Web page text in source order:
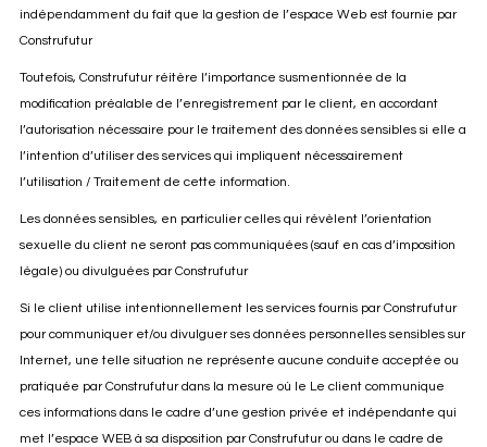
indépendamment du fait que la gestion de l’espace Web est fournie par
Construfutur
Toutefois, Construfutur réitère l’importance susmentionnée de la
modification préalable de l’enregistrement par le client, en accordant
l’autorisation nécessaire pour le traitement des données sensibles si elle a
l’intention d’utiliser des services qui impliquent nécessairement
l’utilisation / Traitement de cette information.
Les données sensibles, en particulier celles qui révèlent l’orientation
sexuelle du client ne seront pas communiquées (sauf en cas d’imposition
légale) ou divulguées par Construfutur
Si le client utilise intentionnellement les services fournis par Construfutur
pour communiquer et/ou divulguer ses données personnelles sensibles sur
Internet, une telle situation ne représente aucune conduite acceptée ou
pratiquée par Construfutur dans la mesure où le Le client communique
ces informations dans le cadre d’une gestion privée et indépendante qui
met l’espace WEB à sa disposition par Construfutur ou dans le cadre de